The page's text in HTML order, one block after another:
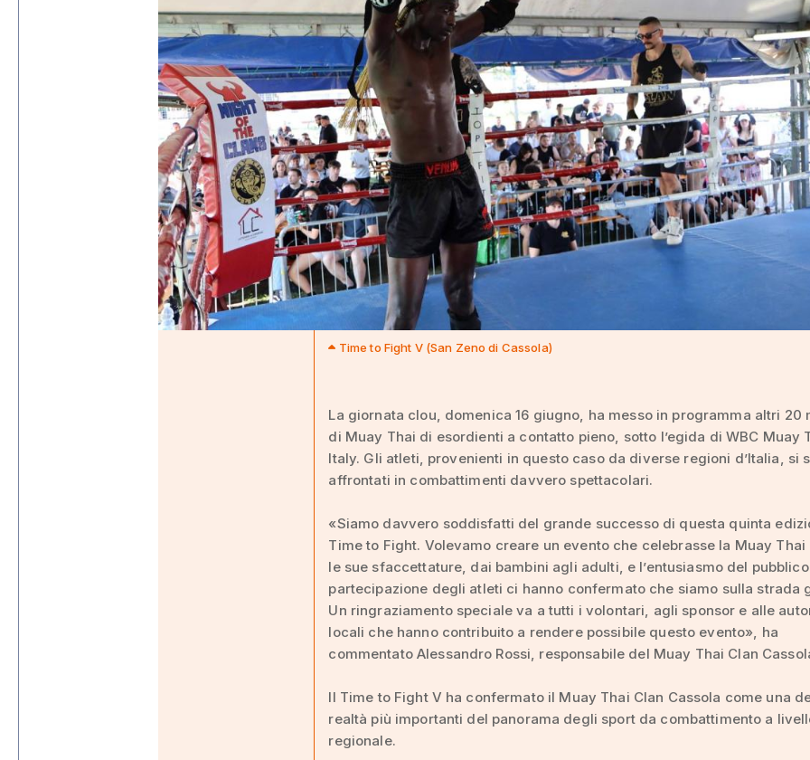
Time to Fight V (San Zeno di Cassola)
La giornata clou, domenica 16 giugno, ha messo in programma altri 20
di Muay Thai di esordienti a contatto pieno, sotto l’egida di WBC Muay
Italy. Gli atleti, provenienti in questo caso da diverse regioni d’Italia, si
affrontati in combattimenti davvero spettacolari.
«Siamo davvero soddisfatti del grande successo di questa quinta
Time to Fight. Volevamo creare un evento che celebrasse la Muay Thai
le sue sfaccettature, dai bambini agli adulti, e l’entusiasmo del
partecipazione degli atleti ci hanno confermato che siamo sulla strada
Un ringraziamento speciale va a tutti i volontari, agli sponsor e alle
locali che hanno contribuito a rendere possibile questo evento», ha
commentato Alessandro Rossi, responsabile del Muay Thai Clan
Il Time to Fight V ha confermato il Muay Thai Clan Cassola come una
realtà più importanti del panorama degli sport da combattimento a
regionale.